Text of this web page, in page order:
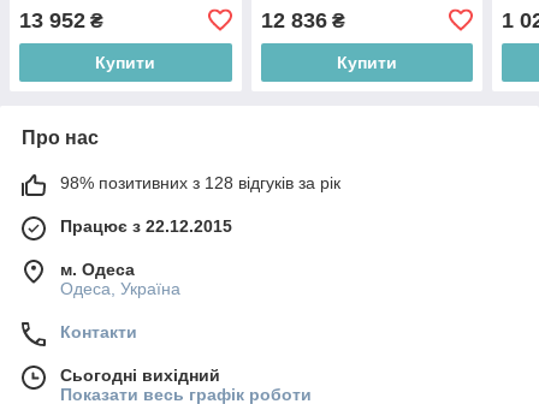
13 952 ₴
Купити
12 836₴
Купити
1
Про нас
98% позитивних з 128 відгуків за рік
Працює з 22.12.2015
м. Одеса
Одеса, Україна
Контакти
Сьогодні вихідний
Показати весь графік роботи